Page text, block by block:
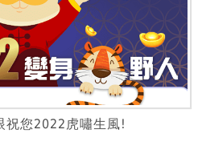
祝您2022虎嘯生風!